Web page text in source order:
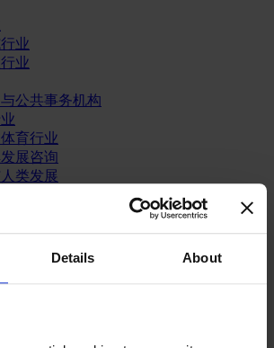
Details About
业
业
公共事务机构
育行业
展咨询
类发展
店业